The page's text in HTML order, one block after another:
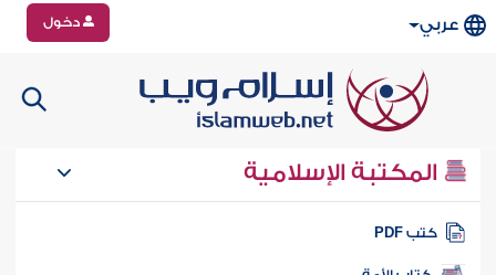
عربي دخول
المكتبة الإسلامية
كتب PDF